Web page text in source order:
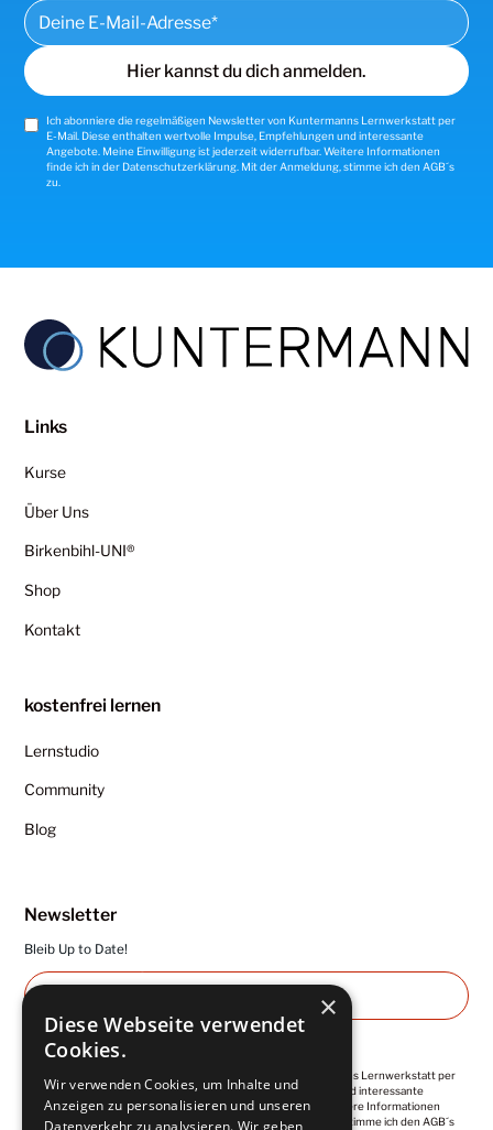
Ich abonniere die regelmäßigen Newsletter von Kuntermanns Lernwerkstatt per
E-Mail. Diese enthalten wertvolle Impulse, Empfehlungen und interessante
Angebote. Meine Einwilligung ist jederzeit widerrufbar. Weitere Informationen
finde ich in der Datenschutzerklärung . Mit der Anmeldung, stimme ich den AGB´s
zu.
Links
Kurse
Über Uns
Birkenbihl-UNI®
Shop
Kontakt
kostenfrei lernen
Lernstudio
Community
Blog
Newsletter
Bleib Up to Date!
Ich abonniere die regelmäßigen Newsletter von Kuntermanns Lernwerkstatt per
E-Mail. Diese enthalten wertvolle Impulse, Empfehlungen und interessante
Angebote. Meine Einwilligung ist jederzeit widerrufbar. Weitere Informationen
finde ich in derDatenschutzerklärung . Mit der Anmeldung, stimme ich den AGB´s
×
Diese Webseite verwendet
Cookies.
Wir verwenden Cookies, um Inhalte und
Anzeigen zu personalisieren und unseren
Datenverkehr zu analysieren. Wir geben